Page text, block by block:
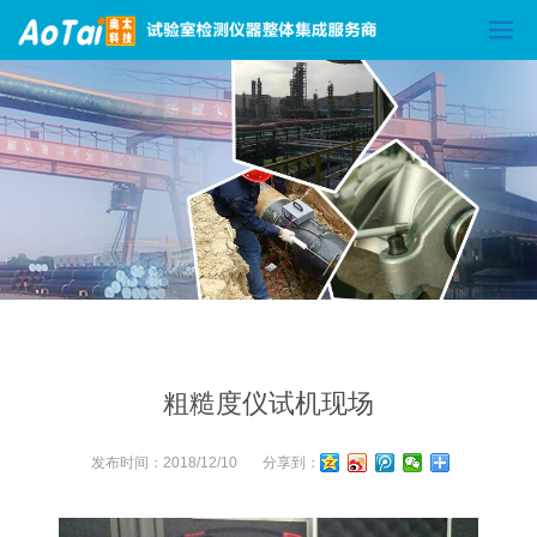
粗糙度仪试机现场
发布时间： 2018/12/10 分享到：